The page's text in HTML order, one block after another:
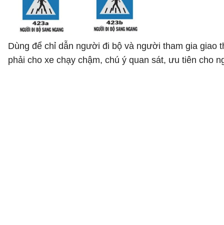
Dùng để chỉ dẫn người đi bộ và người tham gia giao
phải cho xe chạy chậm, chú ý quan sát, ưu tiên cho